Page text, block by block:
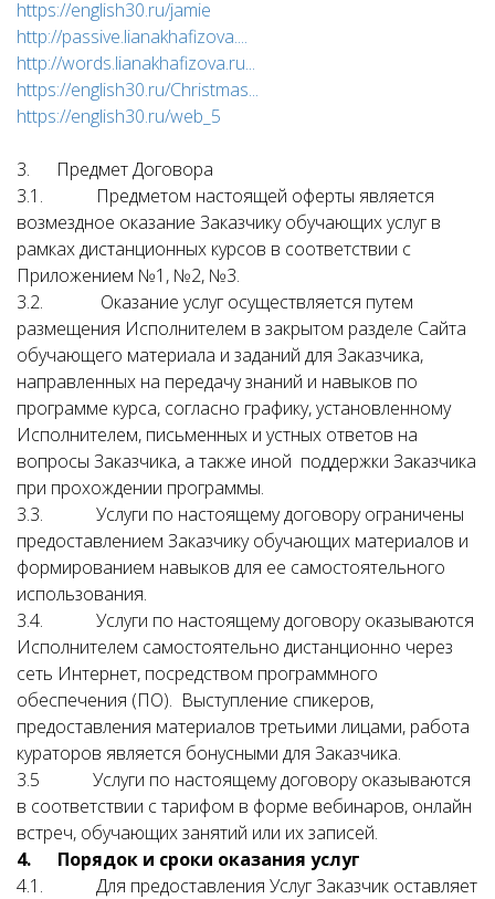
https://english30.ru/jamie
http://passive.lianakhafizova....
http://words.lianakhafizova.ru...
https://english30.ru/Christmas...
https://english30.ru/web_5
3. Предмет Договора
3.1. Предметом настоящей оферты является
возмездное оказание Заказчику обучающих услуг в
рамках дистанционных курсов в соответствии с
Приложением №1, №2, №3.
3.2. Оказание услуг осуществляется путем
размещения Исполнителем в закрытом разделе Сайта
обучающего материала и заданий для Заказчика,
направленных на передачу знаний и навыков по
программе курса, согласно графику, установленному
Исполнителем, письменных и устных ответов на
вопросы Заказчика, а также иной поддержки Заказчика
при прохождении программы.
3.3. Услуги по настоящему договору ограничены
предоставлением Заказчику обучающих материалов и
формированием навыков для ее самостоятельного
использования.
3.4. Услуги по настоящему договору оказываются
Исполнителем самостоятельно дистанционно через
сеть Интернет, посредством программного
обеспечения (ПО). Выступление спикеров,
предоставления материалов третьими лицами, работа
кураторов является бонусными для Заказчика.
3.5
Услуги по настоящему договору оказываются
в соответствии с тарифом в форме вебинаров, онлайн
встреч, обучающих занятий или их записей.
4. Порядок и сроки оказания услуг
4.1. Для предоставления Услуг Заказчик оставляет